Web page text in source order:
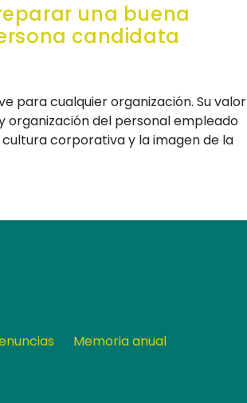
una buena
candidata
para cualquier organización. Su valor
organización del personal empleado
corporativa y la imagen de la
Memoria anual